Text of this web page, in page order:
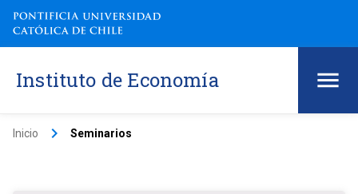
Instituto de Economía
Inicio keyboard_arrow_right Seminarios